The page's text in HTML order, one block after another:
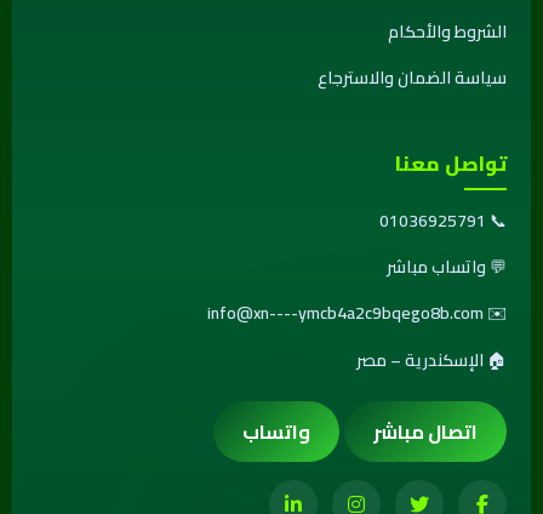
الشروط والأحكام
سياسة الضمان والاسترجاع
تواصل معنا
📞
01036925791
💬واتساب مباشر
✉️
info@xn----ymcb4a2c9bqego8b.com
🏠 الإسكندرية – مصر
اتصال مباشر واتساب